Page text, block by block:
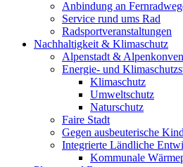
Anbindung an
Service rund ums Rad
Radsportveranstaltungen
Nachhaltigkeit & Klimaschutz
Alpenstadt &
Energie- und
Klimaschutz
Umweltschutz
Naturschutz
Faire Stadt
Gegen ausbeuterische
Integrierte Ländliche
Kommunale